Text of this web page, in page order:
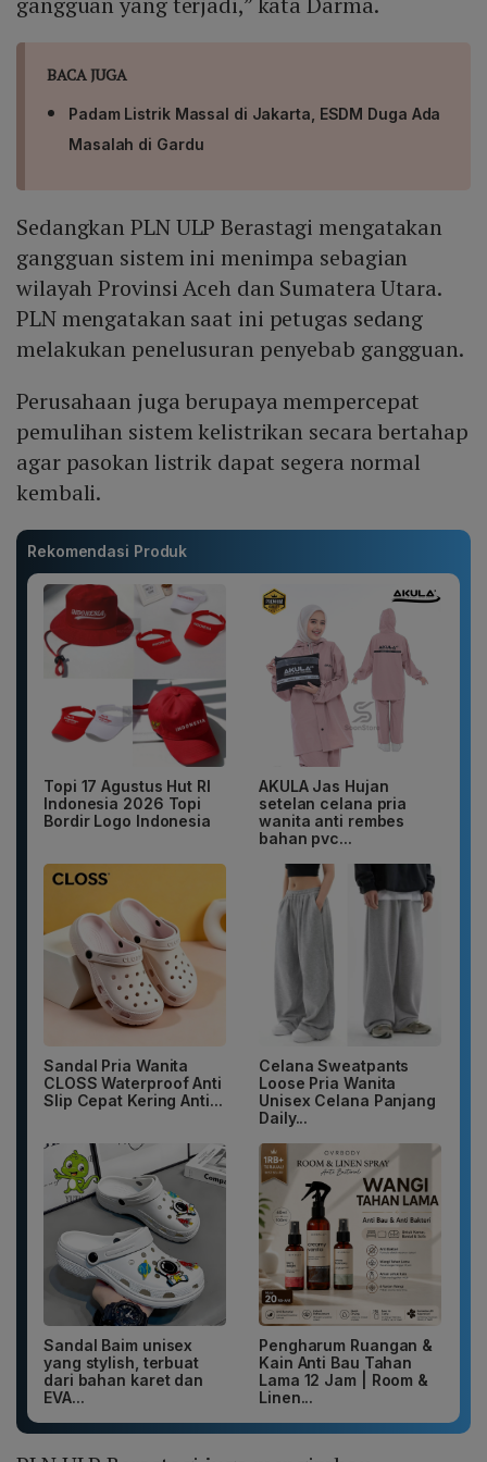
BACA JUGA
Padam Listrik Massal di Jakarta, ESDM Duga Ada
Masalah di Gardu
Sedangkan PLN ULP Berastagi mengatakan
gangguan sistem ini menimpa sebagian
wilayah Provinsi Aceh dan Sumatera Utara.
PLN mengatakan saat ini petugas sedang
melakukan penelusuran penyebab gangguan.
Perusahaan juga berupaya mempercepat
pemulihan sistem kelistrikan secara bertahap
agar pasokan listrik dapat segera normal
kembali.
Rekomendasi Produk
Topi 17 Agustus Hut RI
Indonesia 2026 Topi
Bordir Logo Indonesia
AKULA Jas Hujan
setelan celana pria
wanita anti rembes
bahan pvc...
Sandal Pria Wanita
CLOSS Waterproof Anti
Slip Cepat Kering Anti...
Celana Sweatpants
Loose Pria Wanita
Unisex Celana Panjang
Daily...
Sandal Baim unisex
yang stylish, terbuat
dari bahan karet dan
EVA...
Pengharum Ruangan &
Kain Anti Bau Tahan
Lama 12 Jam | Room &
Linen...